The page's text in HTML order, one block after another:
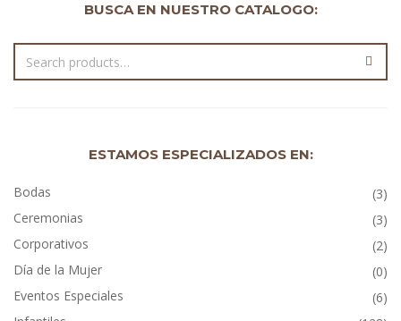
BUSCA EN NUESTRO CATALOGO:
ESTAMOS ESPECIALIZADOS EN:
Bodas
(3)
Ceremonias
(3)
Corporativos
(2)
Día de la Mujer
(0)
Eventos Especiales
(6)